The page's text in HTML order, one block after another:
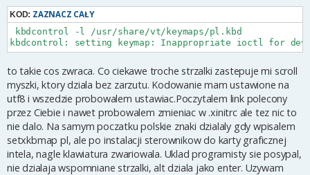
KOD: ZAZNACZ CAŁY
kbdcontrol -l /usr/share/vt/keymaps/pl.kbd
kbdcontrol: setting keymap: Inappropriate ioctl for
to takie cos zwraca. Co ciekawe troche strzalki zastepuje mi scroll
myszki, ktory dziala bez zarzutu. Kodowanie mam ustawione na
utf8 i wszedzie probowalem ustawiac.Poczytalem link polecony
przez Ciebie i nawet probowalem zmieniac w .xinitrc ale tez nic to
nie dalo. Na samym poczatku polskie znaki dzialaly gdy wpisalem
setxkbmap pl, ale po instalacji sterownikow do karty graficznej
intela, nagle klawiatura zwariowala. Uklad programisty sie posypal,
nie dzialaja wspomniane strzalki, alt dziala jako enter. Uzywam